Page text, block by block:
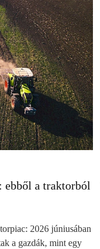
ebből a traktorból
2026 júniusában
a gazdák, mint egy